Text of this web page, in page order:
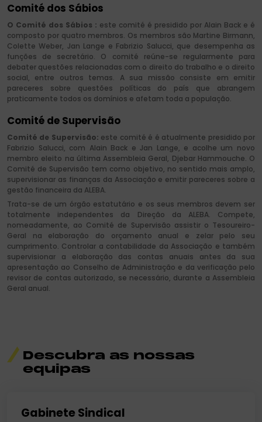
Comité dos Sábios
O Comité dos Sábios : este comité é presidido por Alain Back e é
composto por quatro membros. Os membros são Martine Birmann,
Colette Weber, Jan Lange e Fabrizio Salucci, que desempenha as
funções de secretário. O comité reúne-se regularmente para
debater questões relacionadas com o direito do trabalho e o direito
social, entre outros temas. A sua missão consiste em emitir
pareceres sobre questões políticas do país que abrangem
praticamente todos os domínios e afetam toda a população.
Comité de Supervisão
Comité de Supervisão: este comité é é atualmente presidido por
Fabrizio Salucci, com Alain Back e Jan Lange, e acolhe um novo
membro eleito na última Assembleia Geral, Djebar Hammouche. O
Comité de Supervisão tem como objetivo, no sentido mais amplo,
supervisionar as finanças da Associação e emitir pareceres sobre a
gestão financeira da ALEBA.
Trata-se de um órgão estatutário e os seus membros devem ser
totalmente independentes da Direção da ALEBA. Compete,
nomeadamente, ao Comité de Supervisão assistir o Tesoureiro-
Geral na elaboração do orçamento anual e zelar pelo seu
cumprimento. Controlar a contabilidade da Associação e também
supervisionar a elaboração das contas anuais antes da sua
apresentação ao Conselho de Administração e da verificação pelo
revisor de contas autorizado, se necessário, durante a Assembleia
Geral anual.
Descubra as nossas
equipas
Gabinete Sindical